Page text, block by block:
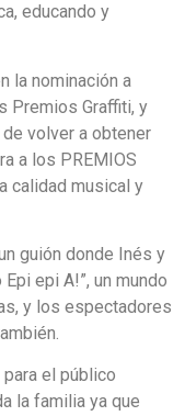
educando y
la nominación a
Premios Graffiti, y
de volver a obtener
a los PREMIOS
calidad musical y
guión donde Inés y
epi A!”, un mundo
y los espectadores
el público
la familia ya que